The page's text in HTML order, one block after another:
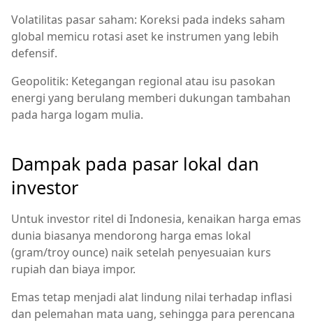
Volatilitas pasar saham: Koreksi pada indeks saham
global memicu rotasi aset ke instrumen yang lebih
defensif.
Geopolitik: Ketegangan regional atau isu pasokan
energi yang berulang memberi dukungan tambahan
pada harga logam mulia.
Dampak pada pasar lokal dan
investor
Untuk investor ritel di Indonesia, kenaikan harga emas
dunia biasanya mendorong harga emas lokal
(gram/troy ounce) naik setelah penyesuaian kurs
rupiah dan biaya impor.
Emas tetap menjadi alat lindung nilai terhadap inflasi
dan pelemahan mata uang, sehingga para perencana